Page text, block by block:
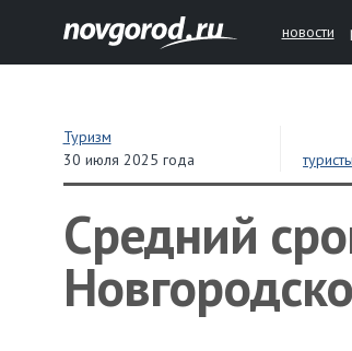
новости
Туризм
30 июля 2025 года
Средний